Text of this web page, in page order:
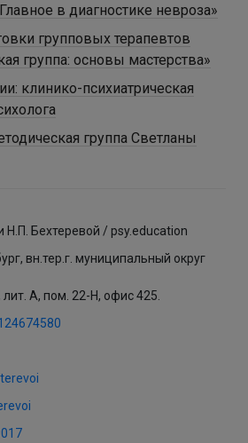
в диагностике невроза»
групповых терапевтов
группа: основы мастерства»
клинико-психиатрическая
группа Светланы
Бехтеревой / psy.education
вн.тер.г. муниципальный округ
А, пом. 22-Н, офис 425.